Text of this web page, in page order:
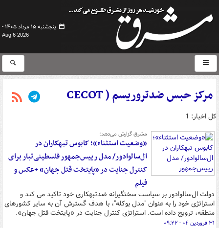
پنجشنبه ۱۵ مرداد ۱۴۰۵ -
Aug 6 2026
مرکز حبس ضدتروریسم ( CECOT
کل اخبار: 1
مشرق گزارش می‌دهد؛
«وضعیت استثناء»؛ کابوس تبهکاران در
ال‌سالوادور/ مدل رییس‌جمهور فلسطینی‌تبار برای
کنترل جنایت در «پایتخت قتل جهان» +عکس و
فیلم
دولت ال‌سالوادور بر سیاست سختگیرانه ضدتبهکاری خود تاکید می کند و
استراتژی خود را به عنوان "مدل بوکله"، با هدف گسترش آن به سایر کشورهای
منطقه، ترویج داده است. استراتژی کنترل جنایت در «پایتخت قتل جهان».
۳۱ فروردین ۰۴ - ۰۹:۲۲